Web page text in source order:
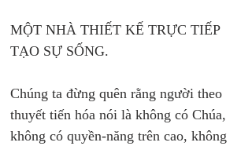
MỘT NHÀ THIẾT KẾ TRỰC TIẾP
TẠO SỰ SỐNG.
Chúng ta đừng quên rằng người theo
thuyết tiến hóa nói là không có Chúa,
không có quyền-năng trên cao, không